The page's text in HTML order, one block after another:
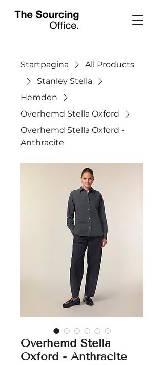
Startpagina
All Products
Stanley Stella
Hemden
Overhemd Stella Oxford
Overhemd Stella Oxford -
Anthracite
Overhemd Stella
Oxford - Anthracite